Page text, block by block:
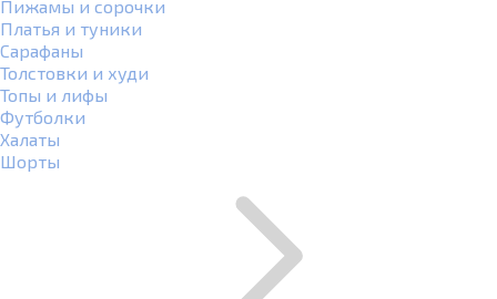
Пижамы и сорочки
Платья и туники
Сарафаны
Толстовки и худи
Топы и лифы
Футболки
Халаты
Шорты